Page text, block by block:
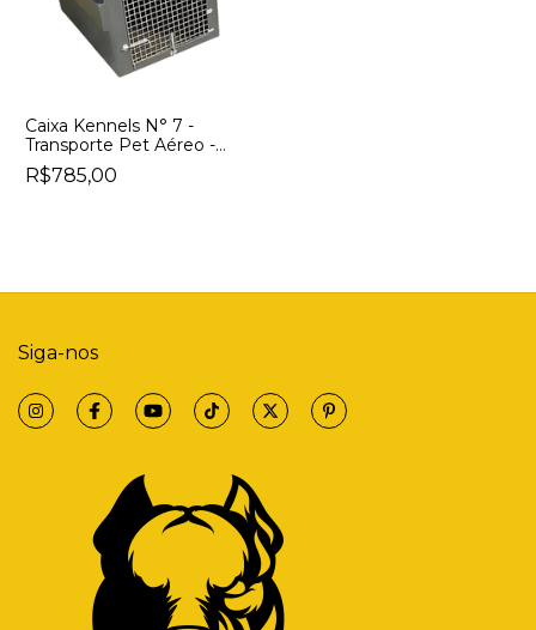
Caixa Kennels N° 7 -
Transporte Pet Aéreo -
Padrão IATA
R$785,00
Siga-nos